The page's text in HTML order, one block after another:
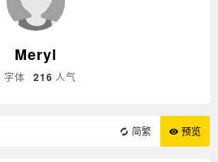
Meryl
字体 216 人气
简繁 预览